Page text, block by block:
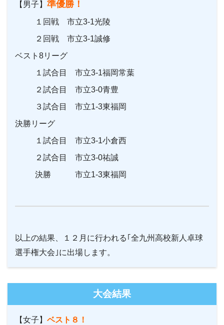
【男子】 準優勝！
１回戦 市立3-1光陵
２回戦 市立3-1誠修
ベスト8リーグ
１試合目 市立3-1福岡常葉
２試合目 市立3-0青豊
３試合目 市立1-3東福岡
決勝リーグ
１試合目 市立3-1小倉西
２試合目 市立3-0祐誠
決勝 市立1-3東福岡
以上の結果、
１２月に行われる｢全九州高校新人卓球
選手権大会｣に出場します。
大会結果
【女子】 ベスト８！